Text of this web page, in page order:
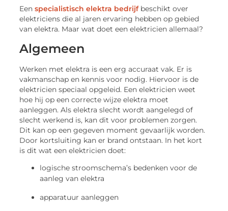
Eenspecialistisch elektra bedrijfbeschikt over
elektriciens die al jaren ervaring hebben op gebied
van elektra. Maar wat doet een elektricien allemaal?
Algemeen
Werken met elektra is een erg accuraat vak. Er is
vakmanschap en kennis voor nodig. Hiervoor is de
elektricien speciaal opgeleid. Een elektricien weet
hoe hij op een correcte wijze elektra moet
aanleggen. Als elektra slecht wordt aangelegd of
slecht werkend is, kan dit voor problemen zorgen.
Dit kan op een gegeven moment gevaarlijk worden.
Door kortsluiting kan er brand ontstaan. In het kort
is dit wat een elektricien doet:
logische stroomschema’s bedenken voor de
aanleg van elektra
apparatuur aanleggen